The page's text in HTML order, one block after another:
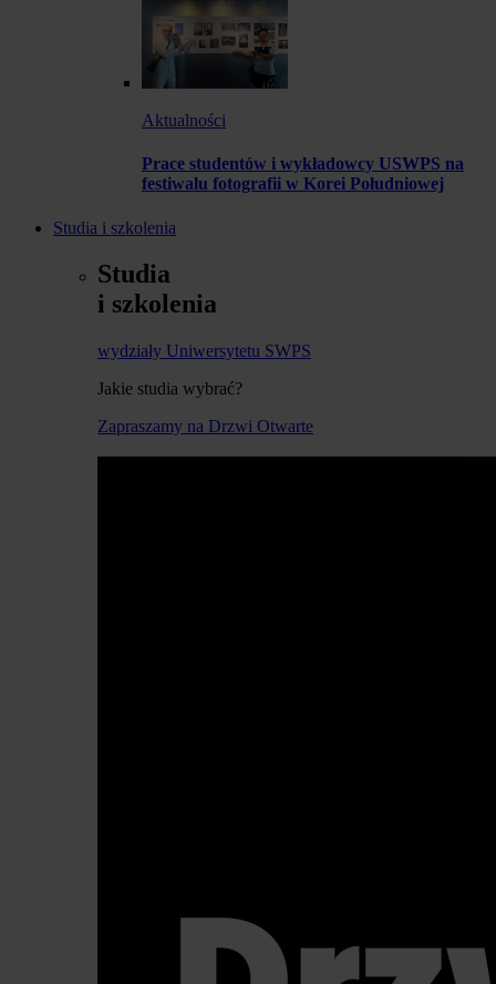
Aktualności
Prace studentów i wykładowcy USWPS na
festiwalu fotografii w Korei Południowej
Studia i szkolenia
Studia
i szkolenia
wydziały Uniwersytetu SWPS
Jakie studia wybrać?
Zapraszamy na Drzwi Otwarte